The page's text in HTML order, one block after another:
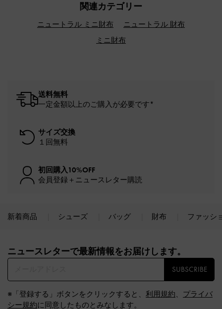
関連カテゴリー
ニュートラル ミニ財布
ニュートラル 財布
ミニ財布
送料無料
一定金額以上のご購入が必要です*
サイズ交換
１回無料
初回購入10%OFF
会員登録＋ニュースレター購読
新着商品 シューズ バッグ 財布 ファッシ
ニュースレターで最新情報をお届けします。​
SUBSCRIBE
※「登録する」ボタンをクリックすると、 利用規約、 プライバ
シー規約に同意したものとみなします。